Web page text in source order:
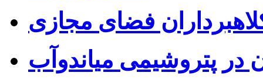
فضای مجازی
در پتروشیمی میاندوآب